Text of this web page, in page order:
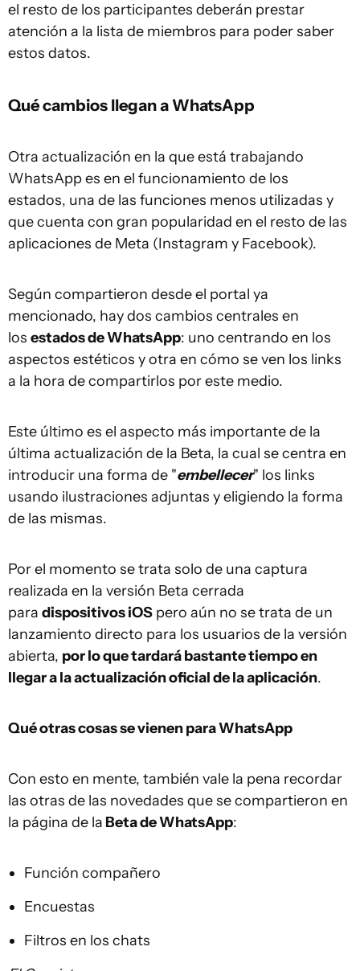
el resto de los participantes deberán prestar
atención a la lista de miembros para poder saber
estos datos.
Qué cambios llegan a WhatsApp
Otra actualización en la que está trabajando
WhatsApp es en el funcionamiento de los
estados, una de las funciones menos utilizadas y
que cuenta con gran popularidad en el resto de las
aplicaciones de Meta (Instagram y Facebook).
Según compartieron desde el portal ya
mencionado, hay dos cambios centrales en
los estados de WhatsApp: uno centrando en los
aspectos estéticos y otra en cómo se ven los links
a la hora de compartirlos por este medio.
Este último es el aspecto más importante de la
última actualización de la Beta, la cual se centra en
introducir una forma de "embellecer" los links
usando ilustraciones adjuntas y eligiendo la forma
de las mismas.
Por el momento se trata solo de una captura
realizada en la versión Beta cerrada
para dispositivos iOS pero aún no se trata de un
lanzamiento directo para los usuarios de la versión
abierta, por lo que tardará bastante tiempo en
llegar a la actualización oficial de la aplicación.
Qué otras cosas se vienen para WhatsApp
Con esto en mente, también vale la pena recordar
las otras de las novedades que se compartieron en
la página de la Beta de WhatsApp:
Función compañero
Encuestas
Filtros en los chats